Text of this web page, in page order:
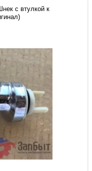
с втулкой к